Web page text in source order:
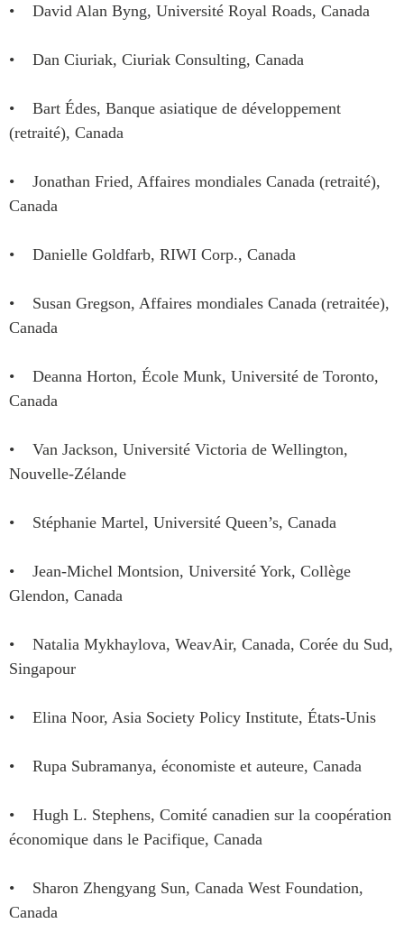
CanWIN
recherche
ABLAC
APEC
PECC
Partenaires institutionnels
Asie
• David Alan Byng, Université Royal Roads, Canada
• Dan Ciuriak, Ciuriak Consulting, Canada
• Bart Édes, Banque asiatique de développement
(retraité), Canada
• Jonathan Fried, Affaires mondiales Canada (retraité),
Canada
• Danielle Goldfarb, RIWI Corp., Canada
• Susan Gregson, Affaires mondiales Canada (retraitée),
Canada
• Deanna Horton, École Munk, Université de Toronto,
Canada
• Van Jackson, Université Victoria de Wellington,
Nouvelle-Zélande
• Stéphanie Martel, Université Queen’s, Canada
• Jean-Michel Montsion, Université York, Collège
Glendon, Canada
• Natalia Mykhaylova, WeavAir, Canada, Corée du Sud,
Singapour
• Elina Noor, Asia Society Policy Institute, États-Unis
• Rupa Subramanya, économiste et auteure, Canada
• Hugh L. Stephens, Comité canadien sur la coopération
économique dans le Pacifique, Canada
• Sharon Zhengyang Sun, Canada West Foundation,
Canada